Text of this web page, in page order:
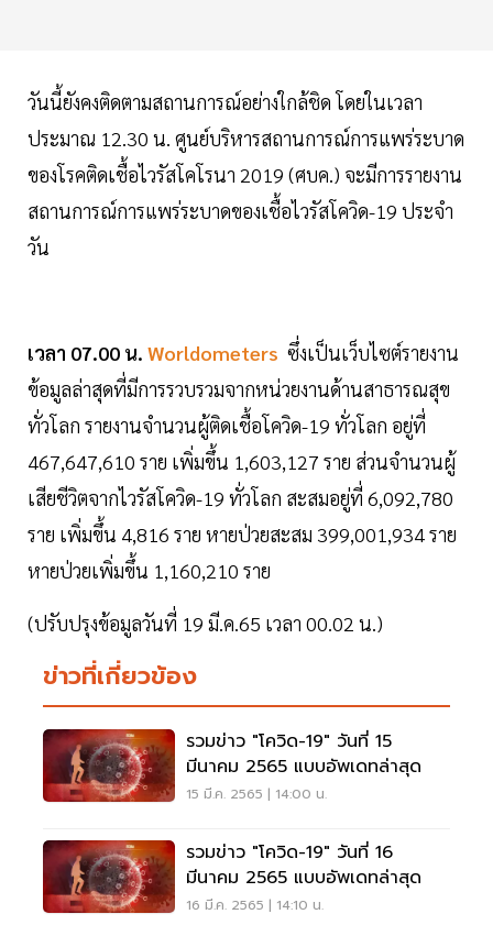
วันนี้ยังคงติดตามสถานการณ์อย่างใกล้ชิด โดยในเวลา
ประมาณ 12.30 น. ศูนย์บริหารสถานการณ์การแพร่ระบาด
ของโรคติดเชื้อไวรัสโคโรนา 2019 (ศบค.) จะมีการรายงาน
สถานการณ์การแพร่ระบาดของเชื้อไวรัสโควิด-19 ประจำ
วัน
เวลา 07.00 น. Worldometers ซึ่งเป็นเว็บไซต์รายงาน
ข้อมูลล่าสุดที่มีการรวบรวมจากหน่วยงานด้านสาธารณสุข
ทั่วโลก รายงานจำนวนผู้ติดเชื้อโควิด-19 ทั่วโลก อยู่ที่
467,647,610 ราย เพิ่มขึ้น 1,603,127 ราย ส่วนจำนวนผู้
เสียชีวิตจากไวรัสโควิด-19 ทั่วโลก สะสมอยู่ที่ 6,092,780
ราย เพิ่มขึ้น 4,816 ราย หายป่วยสะสม 399,001,934 ราย
หายป่วยเพิ่มขึ้น 1,160,210 ราย
(ปรับปรุงข้อมูลวันที่ 19 มี.ค.65 เวลา 00.02 น.)
ข่าวที่เกี่ยวข้อง
รวมข่าว "โควิด-19" วันที่ 15
มีนาคม 2565 แบบอัพเดทล่าสุด
15 มี.ค. 2565 | 14:00 น.
รวมข่าว "โควิด-19" วันที่ 16
มีนาคม 2565 แบบอัพเดทล่าสุด
16 มี.ค. 2565 | 14:10 น.